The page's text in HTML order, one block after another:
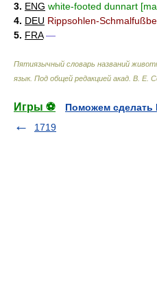
3. ENG white-footed dunnart
4. DEU Rippsohlen-
5. FRA —
Пятиязычный словарь названий
язык. Под общей редакцией акад. В. Е.
Игры ⚽
Поможем сделать
1719